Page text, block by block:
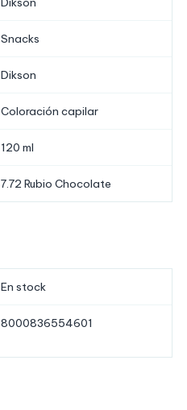
Snacks
Dikson
Coloración capilar
120 ml
7.72 Rubio Chocolate
En stock
8000836554601